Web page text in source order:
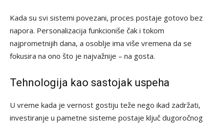
Kada su svi sistemi povezani, proces postaje gotovo bez
napora. Personalizacija funkcioniše čak i tokom
najprometnijih dana, a osoblje ima više vremena da se
fokusira na ono što je najvažnije – na gosta.
Tehnologija kao sastojak uspeha
U vreme kada je vernost gostiju teže nego ikad zadržati,
investiranje u pametne sisteme postaje ključ dugoročnog